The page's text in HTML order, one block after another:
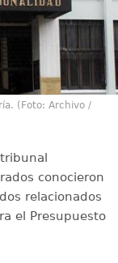
(Foto: Archivo /
conocieron
relacionados
el Presupuesto